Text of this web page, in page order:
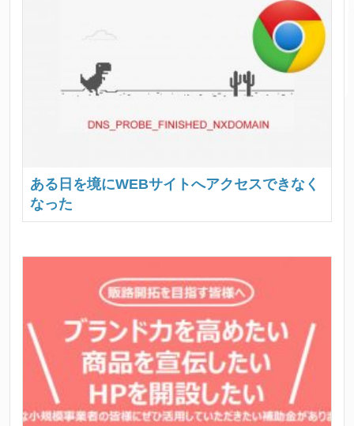
ある日を境にWEBサイトへアクセスできなく
なった